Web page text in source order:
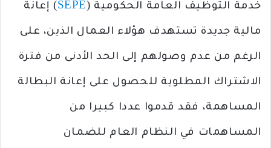
خدمة التوظيف العامة الحكومية (SEPE) إعانة
مالية جديدة تستهدف هؤلاء العمال الذين، على
الرغم من عدم وصولهم إلى الحد الأدنى من فترة
الاشتراك المطلوبة للحصول على إعانة البطالة
المساهمة، فقد قدموا عددا كبيرا من
المساهمات في النظام العام للضمان